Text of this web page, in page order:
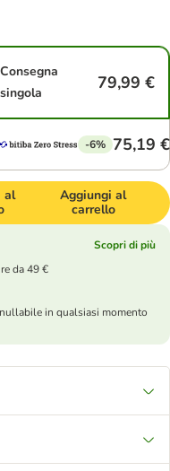
Consegna
singola
79,99 €
-6% 75,19 €
al
Aggiungi al
carrello
Scopri di più
da 49 €
in qualsiasi momento